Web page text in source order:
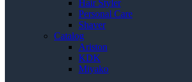
Hair Styler
Personal Care
Shaver
Catalog
Ariston
KDK
Miyako